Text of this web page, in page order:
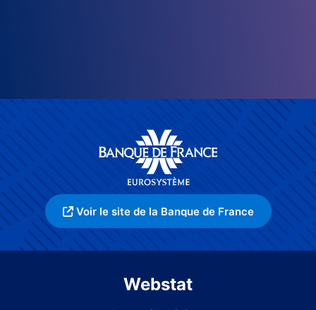
Voir le site de la Banque de France
Webstat